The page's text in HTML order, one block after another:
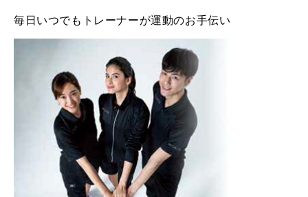
毎日いつでもトレーナーが運動のお手伝い